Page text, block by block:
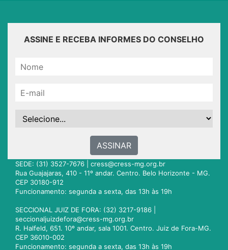
ASSINE E RECEBA INFORMES DO CONSELHO
ASSINAR
SEDE: (31) 3527-7676 | cress@cress-mg.org.br
Rua Guajajaras, 410 - 11º andar. Centro. Belo Horizonte - MG.
CEP 30180-912
Funcionamento: segunda a sexta, das 13h às 19h
SECCIONAL JUIZ DE FORA: (32) 3217-9186 |
seccionaljuizdefora@cress-mg.org.br
R. Halfeld, 651. 10º andar, sala 1001. Centro. Juiz de Fora-MG.
CEP 36010-002
Funcionamento: segunda a sexta, das 13h às 19h